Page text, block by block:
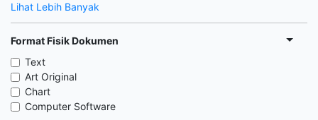
Lihat Lebih Banyak
Format Fisik Dokumen
Text
Art Original
Chart
Computer Software